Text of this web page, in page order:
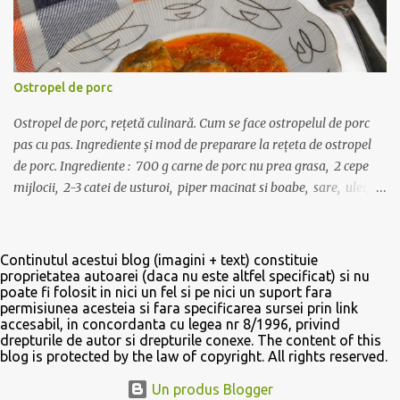
o cutie mica de frisca lichida vegetala, 5-6 linguri de zahar pudra,
intaritor de frisca 1-2 pliculete, o lingurita de cacao, esenta de rom.
Margarina se mixeaza pana devine ca o spuma apoi se adauga
frisca lichida si se continua mixatul pana cand crema isi dubleaza
volumul. Se adauga lingurita de cacao si zaharul pudra, se
mixeaza din nou pt 10-20 de secunde, apoi se adauga esen...
Ostropel de porc
Ostropel de porc, rețetă culinară. Cum se face ostropelul de porc
pas cu pas. Ingrediente și mod de preparare la rețeta de ostropel
de porc. Ingrediente : 700 g carne de porc nu prea grasa, 2 cepe
mijlocii, 2-3 catei de usturoi, piper macinat si boabe, sare, ulei, o
linguri de ulei sa se rumeneasca pe toate partile, la foc mic. Intre
timp, intr-o tigaie se caleste in 2 linguri de ulei ceapa curatata,
spalata si taiata marunt, cu un praf de sare. Dupa ce devine
translucida se adauga lingurita de faina, se amesteca bine cu ceapa
si uleiul, si imediat se toarna un pahar de apa (200 ml) calda sau
supa de oase, daca aveti la indemana. Se amesteca des ca sa nu se
formeze cocoloase de faina, apoi se toarna sosul si ceapa peste
Continutul acestui blog (imagini + text) constituie
proprietatea autoarei (daca nu este altfel specificat) si nu
poate fi folosit in nici un fel si pe nici un suport fara
permisiunea acesteia si fara specificarea sursei prin link
accesabil, in concordanta cu legea nr 8/1996, privind
drepturile de autor si drepturile conexe. The content of this
blog is protected by the law of copyright. All rights reserved.
Un produs Blogger